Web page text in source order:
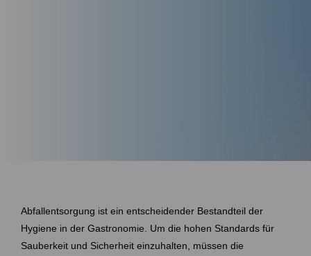
Abfallentsorgung ist ein entscheidender Bestandteil der
Hygiene in der Gastronomie. Um die hohen Standards für
Sauberkeit und Sicherheit einzuhalten, müssen die